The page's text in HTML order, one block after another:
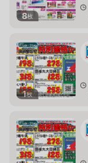
8枚
1枚